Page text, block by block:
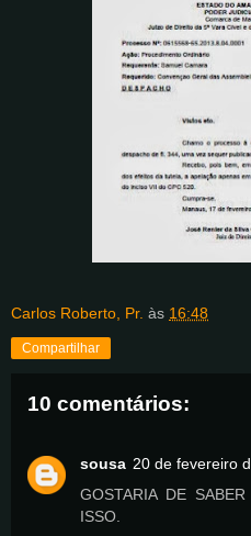
Carlos Roberto, Pr. às 16:48
Compartilhar
10 comentários:
sousa 20 de fevereiro
GOSTARIA DE
ISSO.